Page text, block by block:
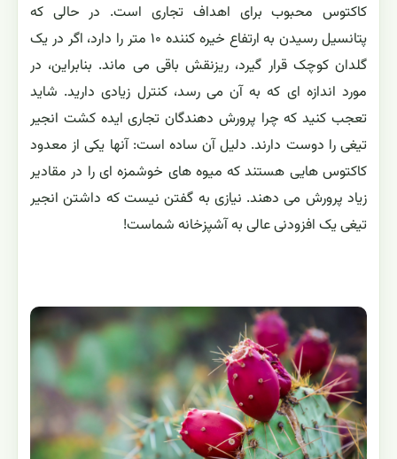
کاکتوس محبوب برای اهداف تجاری است. در حالی که
پتانسیل رسیدن به ارتفاع خیره کننده ۱۰ متر را دارد، اگر در یک
گلدان کوچک قرار گیرد، ریزنقش باقی می ماند. بنابراین، در
مورد اندازه ای که به آن می رسد، کنترل زیادی دارید. شاید
تعجب کنید که چرا پرورش دهندگان تجاری ایده کشت انجیر
تیغی را دوست دارند. دلیل آن ساده است: آنها یکی از معدود
کاکتوس هایی هستند که میوه های خوشمزه ای را در مقادیر
زیاد پرورش می دهند. نیازی به گفتن نیست که داشتن انجیر
تیغی یک افزودنی عالی به آشپزخانه شماست!